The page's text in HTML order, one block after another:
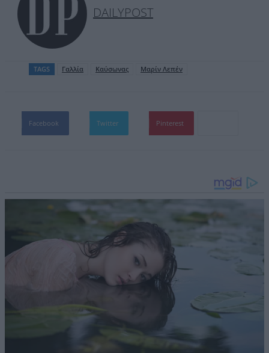
DAILYPOST
TAGS Γαλλία Καύσωνας Μαρίν Λεπέν
Facebook Twitter Pinterest